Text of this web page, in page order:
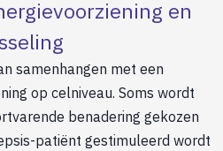
en
samenhangen met een
op celniveau. Soms wordt
benadering gekozen
patiënt gestimuleerd wordt